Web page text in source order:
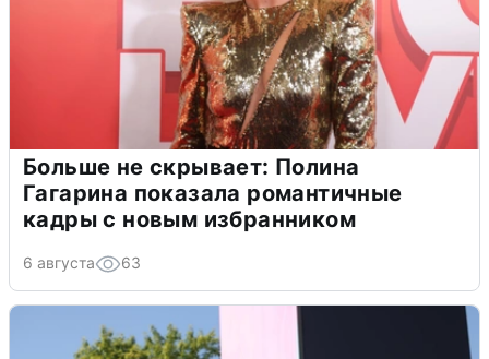
Больше не скрывает: Полина
Гагарина показала романтичные
кадры с новым избранником
6 августа 63